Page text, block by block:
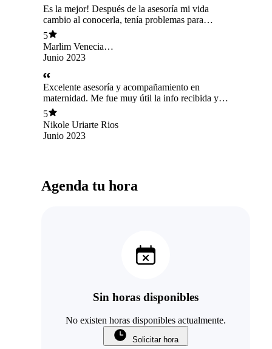
Es la mejor! Después de la asesoría mi vida
cambio al conocerla, tenía problemas para
amamantar La recomiendo con los ojos
cerrados. Mil gracias
5
Marlim Venecia
Alcocer Pino
Junio 2023
Excelente asesoría y acompañamiento en
maternidad. Me fue muy útil la info recibida y
5
Nikole Uriarte Rios
Junio 2023
Agenda tu hora
Sin horas disponibles
No existen horas disponibles actualmente.
Solicitar hora